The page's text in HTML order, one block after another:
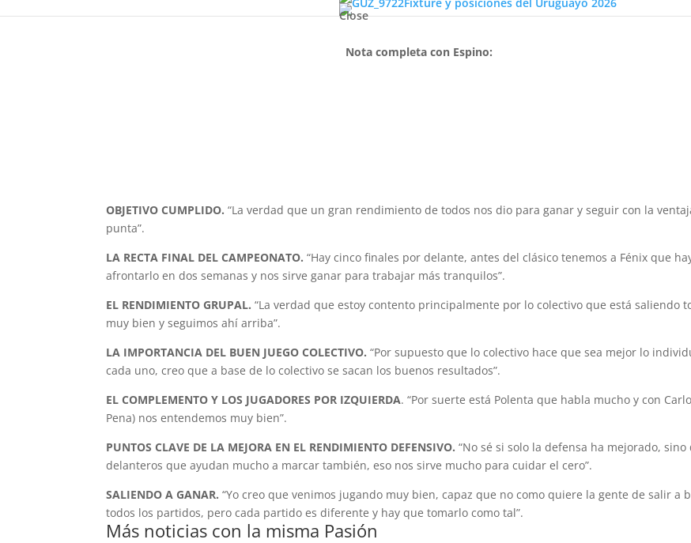
Close
Nota completa con Espino:
OBJETIVO CUMPLIDO. “La verdad que un gran rendimiento de todos nos dio para ganar y seguir con la
punta”.
LA RECTA FINAL DEL CAMPEONATO. “Hay cinco finales por delante, antes del clásico tenemos a Fénix que
afrontarlo en dos semanas y nos sirve ganar para trabajar más tranquilos”.
EL RENDIMIENTO GRUPAL. “La verdad que estoy contento principalmente por lo colectivo que está saliendo
muy bien y seguimos ahí arriba”.
LA IMPORTANCIA DEL BUEN JUEGO COLECTIVO. “Por supuesto que lo colectivo hace que sea mejor lo
cada uno, creo que a base de lo colectivo se sacan los buenos resultados”.
EL COMPLEMENTO Y LOS JUGADORES POR IZQUIERDA. “Por suerte está Polenta que habla mucho y con
Pena) nos entendemos muy bien”.
PUNTOS CLAVE DE LA MEJORA EN EL RENDIMIENTO DEFENSIVO. “No sé si solo la defensa ha mejorado, sino
delanteros que ayudan mucho a marcar también, eso nos sirve mucho para cuidar el cero”.
SALIENDO A GANAR. “Yo creo que venimos jugando muy bien, capaz que no como quiere la gente de salir a
todos los partidos, pero cada partido es diferente y hay que tomarlo como tal”.
Más noticias con la misma Pasión